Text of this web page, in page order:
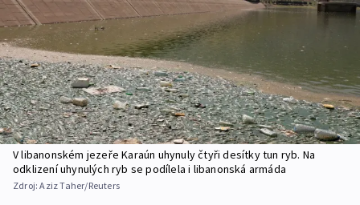
V libanonském jezeře Karaún uhynuly čtyři desítky tun ryb. Na
odklizení uhynulých ryb se podílela i libanonská armáda
Zdroj:Aziz Taher/Reuters